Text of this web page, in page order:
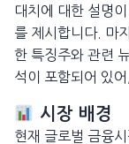
대치에 대한 설명
를 제시합니다. 마
한 특징주와 관련
석이 포함되어 있
시장 배경
현재 글로벌 금융